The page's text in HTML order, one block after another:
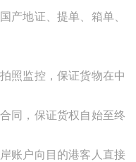
国产地证、提单 、箱单、
照监控，保证货物在中
同，保证货权自始至终
账户向目的港客人直接